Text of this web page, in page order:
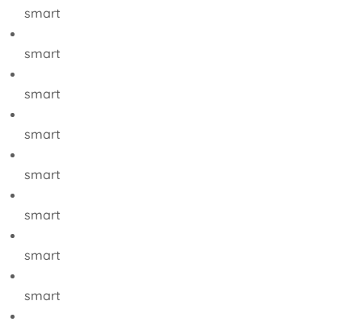
smart
smart
smart
smart
smart
smart
smart
smart